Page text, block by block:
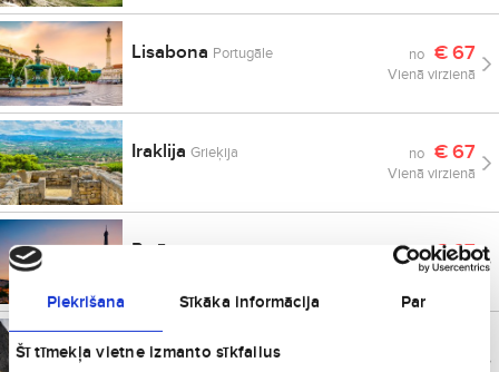
Piekrišana Sīkāka informācija Par
Šī tīmekļa vietne izmanto sīkfailus
Lisabona Portugāle no €67
Vienā virzienā
IraklijaGrieķija no €67
Vienā virzienā
Parīze no €67
Vienā virzienā
PalermoItālija